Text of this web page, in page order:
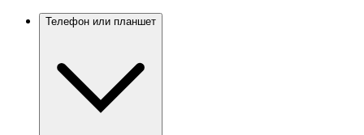
Телефон или планшет